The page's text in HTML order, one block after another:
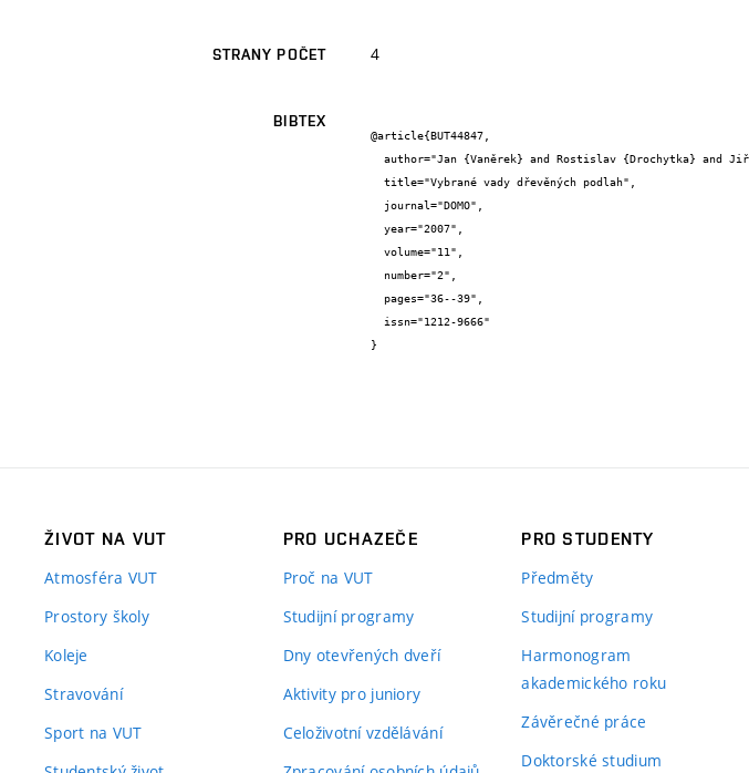
STRANY POČET 4
BIBTEX
@article{BUT44847,
}
ŽIVOT NA VUT
Atmosféra VUT
Prostory školy
Koleje
Stravování
Sport na VUT
PRO UCHAZEČE
Proč na VUT
Studijní programy
Dny otevřených dveří
Aktivity pro juniory
Celoživotní vzdělávání
PRO STUDENTY
Předměty
Studijní programy
Harmonogram
akademického roku
Závěrečné práce
Doktorské studium